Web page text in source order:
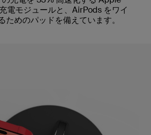
電モジュールと、AirPods をワイ
ためのパッドを備えています。